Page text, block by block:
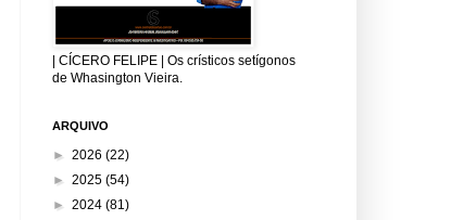
| CÍCERO FELIPE | Os crísticos setígonos
de Whasington Vieira.
ARQUIVO
► 2026 (22)
► 2025 (54)
► 2024 (81)